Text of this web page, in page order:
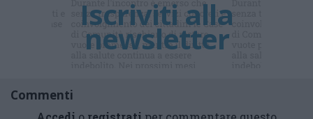
NOTIZIE
di cui tutti
Commenti